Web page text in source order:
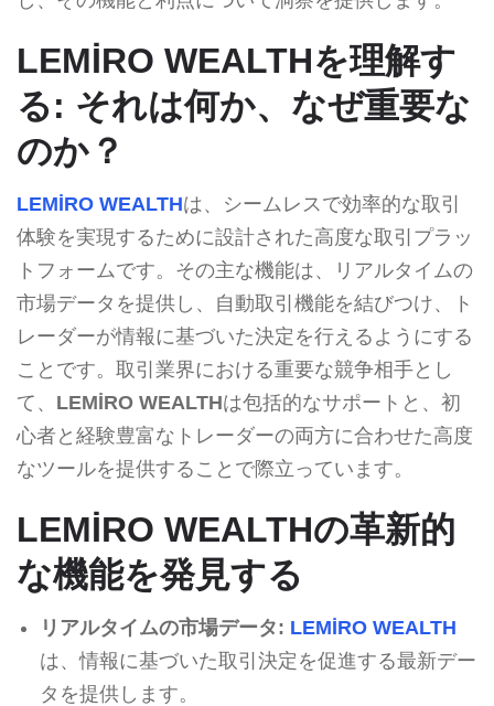
LEMİRO WEALTHを理解す
る: それは何か、なぜ重要な
のか？
LEMİRO WEALTHは、シームレスで効率的な取引
体験を実現するために設計された高度な取引プラッ
トフォームです。その主な機能は、リアルタイムの
市場データを提供し、自動取引機能を結びつけ、ト
レーダーが情報に基づいた決定を行えるようにする
ことです。取引業界における重要な競争相手とし
て、 LEMİRO WEALTHは包括的なサポートと、初
心者と経験豊富なトレーダーの両方に合わせた高度
なツールを提供することで際立っています。
LEMİRO WEALTHの革新的
な機能を発見する
リアルタイムの市場データ: LEMİRO WEALTH
は、情報に基づいた取引決定を促進する最新デー
タを提供します。